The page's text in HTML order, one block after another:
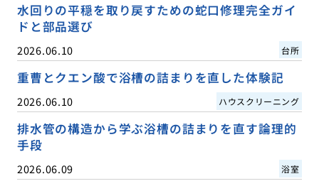
水回りの平穏を取り戻すための蛇口修理完全ガイ
ドと部品選び
2026.06.10 台所
重曹とクエン酸で浴槽の詰まりを直した体験記
2026.06.10 ハウスクリーニング
排水管の構造から学ぶ浴槽の詰まりを直す論理的
手段
2026.06.09 浴室